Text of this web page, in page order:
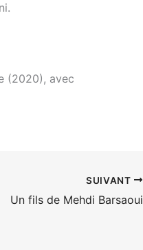
(2020), avec
SUIVANT
Un fils de Mehdi Barsaoui